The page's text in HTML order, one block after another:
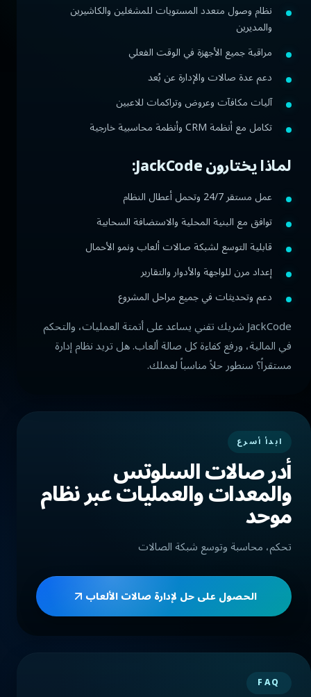
نظام وصول متعدد المستويات للمشغلين والكاشيرين
والمديرين
مراقبة جميع الأجهزة في الوقت الفعلي
دعم عدة صالات والإدارة عن بُعد
آليات مكافآت وعروض وتراكمات للاعبين
تكامل مع أنظمة CRM وأنظمة محاسبية خارجية
لماذا يختارون JackCode:
عمل مستقر 24/7 وتحمل أعطال النظام
توافق مع البنية المحلية والاستضافة السحابية
قابلية التوسع لشبكة صالات ألعاب ونمو الأحمال
إعداد مرن للواجهة والأدوار والتقارير
دعم وتحديثات في جميع مراحل المشروع
JackCode شريك تقني يساعد على أتمتة العمليات، والتحكم
في المالية، ورفع كفاءة كل صالة ألعاب. هل تريد نظام إدارة
مستقراً؟ سنطور حلاً مناسباً لعملك.
ابدأ أسرع
أدر صالات السلوتس
والمعدات والعمليات عبر نظام
موحد
تحكم، محاسبة وتوسع شبكة الصالات
الحصول على حل لإدارة صالات الألعاب
FAQ